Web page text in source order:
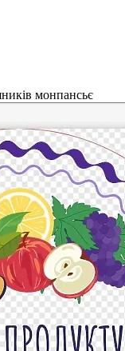
монпансьє